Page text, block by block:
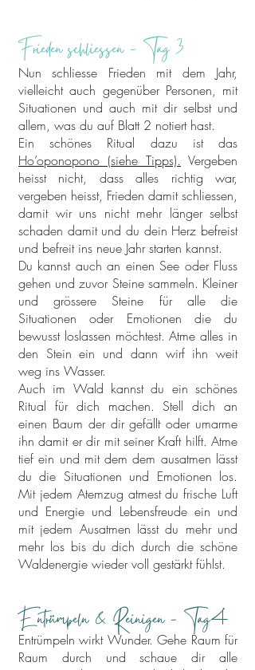
Frieden schliessen - Tag 3
Nun schliesse Frieden mit dem Jahr,
vielleicht auch gegenüber Personen, mit
Situationen und auch mit dir selbst und
allem, was du auf Blatt 2 notiert hast.
Ein schönes Ritual dazu ist das
Ho’oponopono (siehe Tipps). Vergeben
heisst nicht, dass alles richtig war,
vergeben heisst, Frieden damit schliessen,
damit wir uns nicht mehr länger selbst
schaden damit und du dein Herz befreist
und befreit ins neue Jahr starten kannst.
Du kannst auch an einen See oder Fluss
gehen und zuvor Steine sammeln. Kleiner
und grössere Steine für alle die
Situationen oder Emotionen die du
bewusst loslassen möchtest. Atme alles in
den Stein ein und dann wirf ihn weit
weg ins Wasser.
Auch im Wald kannst du ein schönes
Ritual für dich machen. Stell dich an
einen Baum der dir gefällt oder umarme
ihn damit er dir mit seiner Kraft hilft. Atme
tief ein und mit dem dem ausatmen lässt
du die Situationen und Emotionen los.
Mit jedem Atemzug atmest du frische Luft
und Energie und Lebensfreude ein und
mit jedem Ausatmen lässt du mehr und
mehr los bis du dich durch die schöne
Waldenergie wieder voll gestärkt fühlst.
Entrümpeln & Reinigen - Tag4
Entrümpeln wirkt Wunder. Gehe Raum für
Raum durch und schaue dir alle